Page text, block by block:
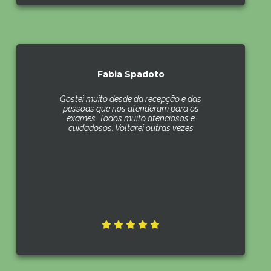
Fabia Spadoto
Gostei muito desde da recepção e das
pessoas que nos atenderam para os
exames. Todos muito atenciosos e
cuidadosos. Voltarei outras vezes